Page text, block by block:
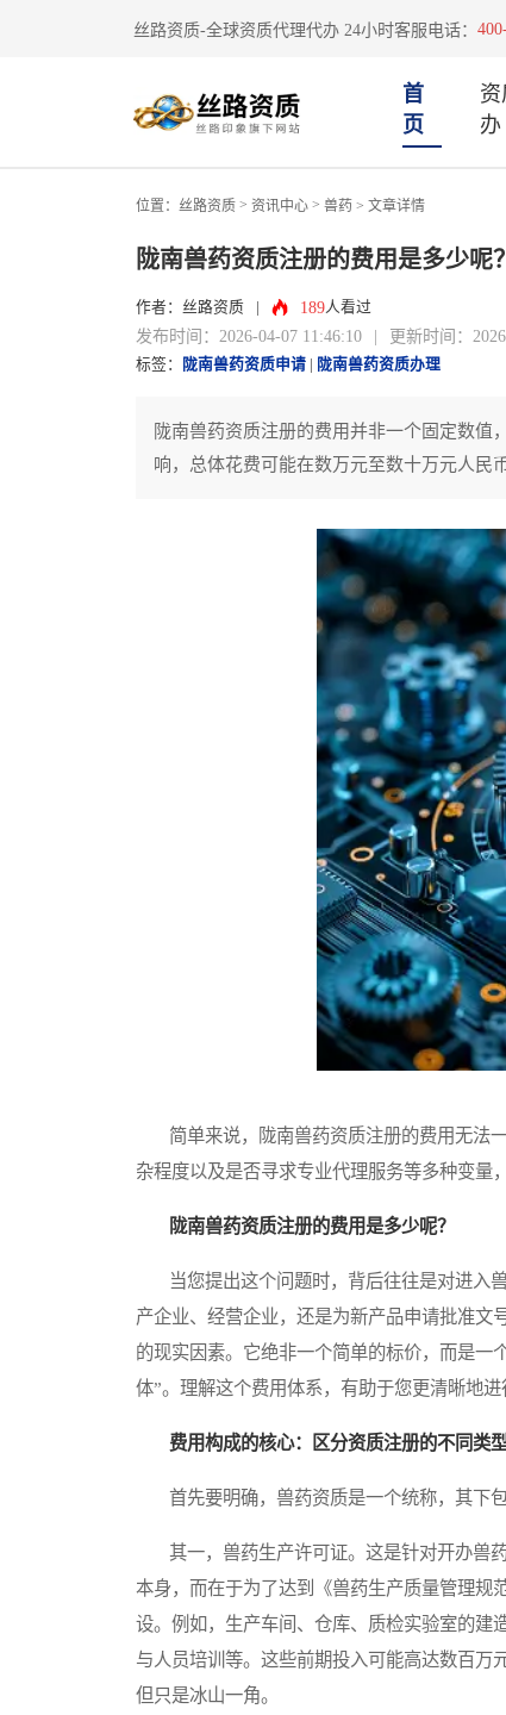
丝路资质-全球资质代理代办 24小时客服电话：
首
页
资
办
位置： 丝路资质 > 资讯中心 > 兽药 > 文章详情
陇南兽药资质注册的费用是多少呢？
作者：丝路资质 189人看过
发布时间：2026-04-07 11:46:10 | 更新时间：
标签： 陇南兽药资质申请 陇南兽药资质办理
陇南兽药资质注册的费用并非一个固定数值
响，总体花费可能在数万元至数十万元人民
简单来说，陇南兽药资质注册的费用无法一
杂程度以及是否寻求专业代理服务等多种变量
陇南兽药资质注册的费用是多少呢？
当您提出这个问题时，背后往往是对进入兽
产企业、经营企业，还是为新产品申请批准文
的现实因素。它绝非一个简单的标价，而是一
体”。理解这个费用体系，有助于您更清晰地进
费用构成的核心：区分资质注册的不同类
首先要明确，兽药资质是一个统称，其下包
其一，兽药生产许可证。这是针对开办兽药
本身，而在于为了达到《兽药生产质量管理规
设。例如，生产车间、仓库、质检实验室的建
与人员培训等。这些前期投入可能高达数百万
但只是冰山一角。